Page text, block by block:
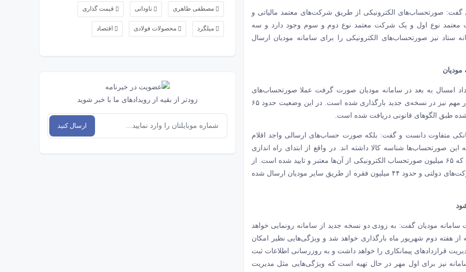
صورتحساب‌های الکترونیکی از طریق شرکت‌های معتمد مالیاتی و
نوع اول و یک شرکت معتمد نوع دوم و سوم وجود دارد و سه
ستاد نیز صورتحساب‌های الکترونیکی را برای سامانه مودیان ارسال
سامانه مودیان صورت گرفت عملا صورتحساب‌های
الکترونیکی مورد اعتبارسنجی قرار می‌گیرد و چندین فاکتور مهم نیز در نسخه‌ی جدید بارگذاری شده است. در این وضعیت حدود ۶۵
طبق الگو‌های قانونی دریافت شده است.
متفاوت دانست و گفت: بلکه صورت حساب‌های ارسالی واجد اقلام
صورتحساب‌ها شناسه کالا داشته اند. در واقع از ابتدای راه اندازی
سامانه حدود ۲۰۰ میلیون صورت‌حساب دریافت شده است که ۶۵ میلیون صورتحساب الکترونیکی از آن‌ها معتبر و تایید شده است. از
این تعداد، حدود ۲۰ میلیون فقره صورتحساب از طریق شرکت‌های دولتی و حدود ۴۴ میلیون فقره از طریق سایر مودیان ارسال شده
مودیان گفت: به زودی دو نسخه جدید از سامانه رونمایی خواهد
هفته دوم شهریور ماه بارگذاری خواهد شد و ویژگی‌هایی نظیر امکان
قرارداد‌های پیمانکاری را خواهد داشت و به روزرسانی اطلاعات ثبت
نیز برای اول مهر در حال تهیه است که ویژگی‌هایی مثل مدیریت
مصطفی طاهری ناودانی قیمت گذاری
میلگرد محصولات فولادی اقتصاد
زودتر از بقیه از رویدادهای ما با خبر شوید
ارسال کنید